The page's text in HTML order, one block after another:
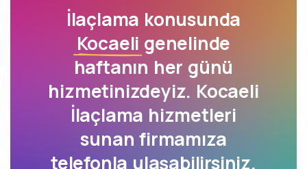
İlaçlama konusunda
Kocaeli genelinde
haftanın her günü
hizmetinizdeyiz. Kocaeli
İlaçlama hizmetleri
sunan firmamıza
telefonla ulaşabilirsiniz.